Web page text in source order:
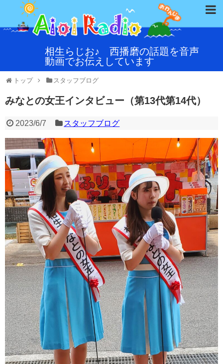
相生らじお♪ 西播磨の話題を音声
動画でお伝えしています
トップ スタッフブログ
みなとの女王インタビュー（第13代第14代）
2023/6/7 スタッフブログ